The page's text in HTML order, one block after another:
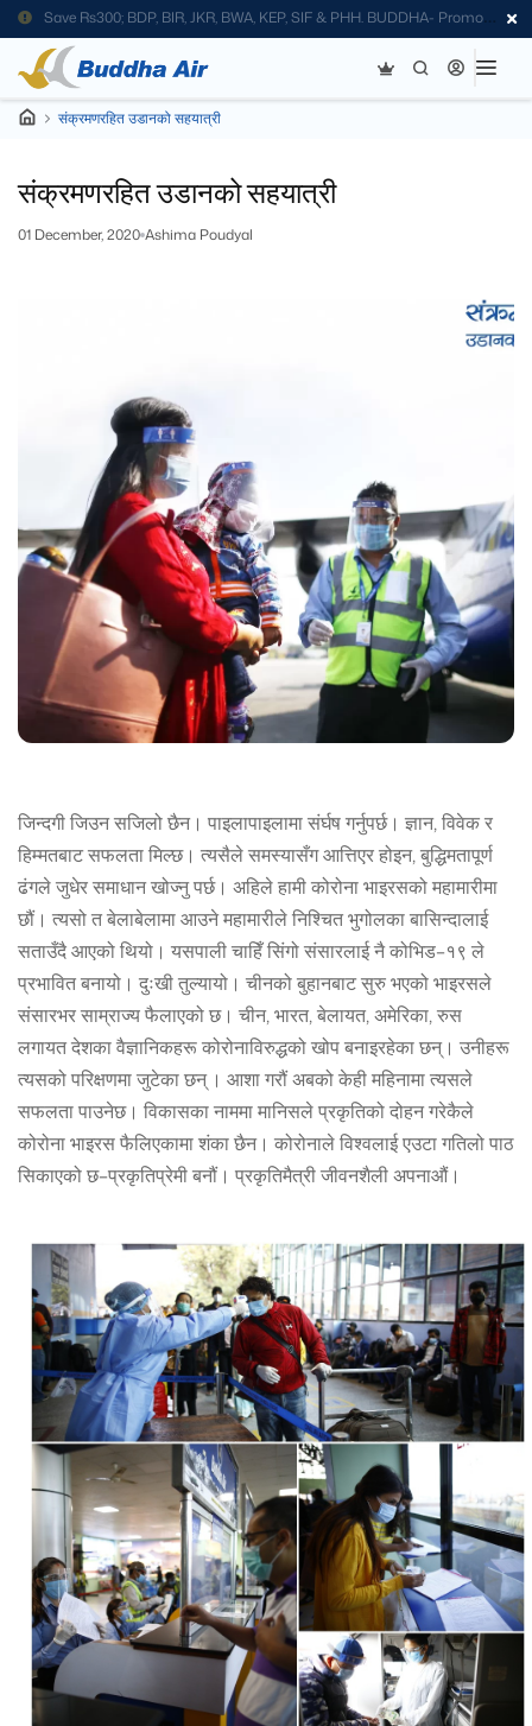
Save Rs300; BDP, BIR, JKR, BWA, KEP, SIF & PHH. BUDDHA- Promo
Code
संक्रमणरहित उडानको सहयात्री
संक्रमणरहित उडानको सहयात्री
01 December, 2020 Ashima Poudyal
जिन्दगी जिउन सजिलो छैन। पाइलापाइलामा संर्घष गर्नुपर्छ। ज्ञान, विवेक र
हिम्मतबाट सफलता मिल्छ। त्यसैले समस्यासँग आत्तिएर होइन, बुद्धिमतापूर्ण
ढंगले जुधेर समाधान खोज्नु पर्छ। अहिले हामी कोरोना भाइरसको महामारीमा
छौं। त्यसो त बेलाबेलामा आउने महामारीले निश्चित भुगोलका बासिन्दालाई
सताउँदै आएको थियो। यसपाली चाहिँ सिंगो संसारलाई नै कोभिड–१९ ले
प्रभावित बनायो। दुःखी तुल्यायो। चीनको बुहानबाट सुरु भएको भाइरसले
संसारभर साम्राज्य फैलाएको छ। चीन, भारत, बेलायत, अमेरिका, रुस
लगायत देशका वैज्ञानिकहरू कोरोनाविरुद्धको खोप बनाइरहेका छन्। उनीहरू
त्यसको परिक्षणमा जुटेका छन् । आशा गरौं अबको केही महिनामा त्यसले
सफलता पाउनेछ। विकासका नाममा मानिसले प्रकृतिको दोहन गरेकैले
कोरोना भाइरस फैलिएकामा शंका छैन। कोरोनाले विश्वलाई एउटा गतिलो पाठ
सिकाएको छ–प्रकृतिप्रेमी बनौं। प्रकृतिमैत्री जीवनशैली अपनाऔं।